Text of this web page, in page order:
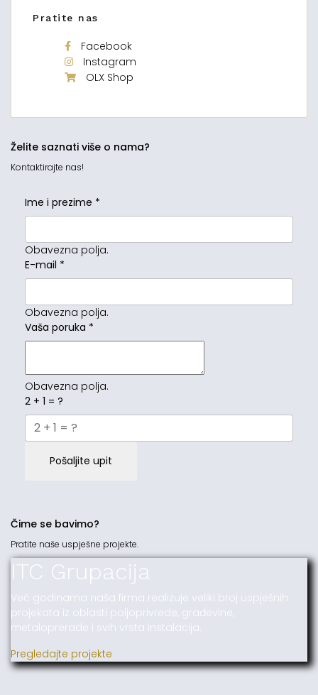
Pratite nas
Facebook
Instagram
OLX Shop
Želite saznati više o nama?
Kontaktirajte nas!
Ime i prezime *
Obavezna polja.
E-mail *
Obavezna polja.
Vaša poruka *
Obavezna polja.
2 + 1 = ?
Pošaljite upit
Čime se bavimo?
Pratite naše uspješne projekte.
ITC Grupacija
Već godinama naša firma realizuje veliki broj uspješnih
projekata iz oblasti poljoprivrede, građevine,
metaloprerade i svih vrsta instalacija.
Pregledajte projekte